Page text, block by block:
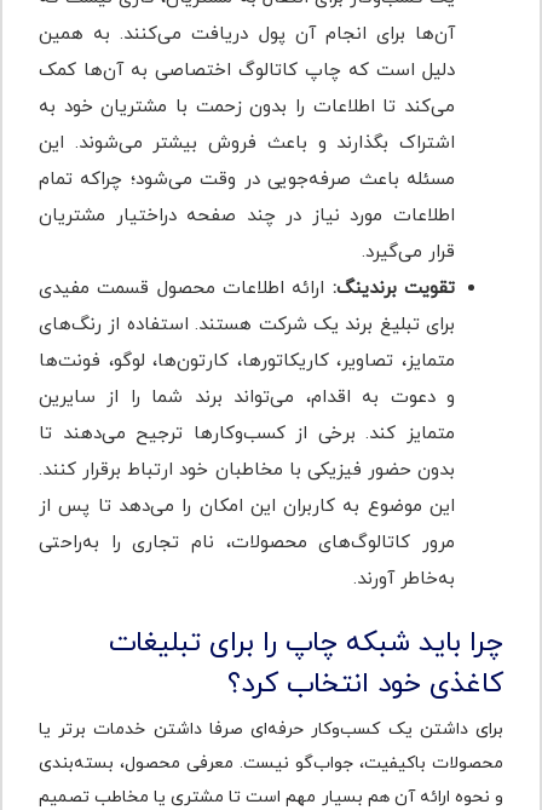
آن‌ها برای انجام آن پول دریافت می‌کنند. به همین
دلیل است که چاپ کاتالوگ اختصاصی به آن‌ها کمک
می‌کند تا اطلاعات را بدون زحمت با مشتریان خود به
اشتراک بگذارند و باعث فروش بیشتر می‌شوند. این
مسئله باعث صرفه‌جویی در وقت می‌شود؛ چراکه تمام
اطلاعات مورد نیاز در چند صفحه دراختیار مشتریان
قرار می‌گیرد.
تقویت برندینگ: ارائه اطلاعات محصول قسمت مفیدی
برای تبلیغ برند یک شرکت هستند. استفاده از رنگ‌های
متمایز، تصاویر، کاریکاتورها، کارتون‌ها، لوگو، فونت‌ها
و دعوت به اقدام، می‌تواند برند شما را از سایرین
متمایز کند. برخی از کسب‌وکارها ترجیح می‌دهند تا
بدون حضور فیزیکی با مخاطبان خود ارتباط برقرار کنند.
این موضوع به کاربران این امکان را می‌دهد تا پس از
مرور کاتالوگ‌های محصولات، نام تجاری را به‌راحتی
به‌خاطر آورند.
چرا باید شبکه چاپ را برای تبلیغات
کاغذی خود انتخاب کرد؟
برای داشتن یک کسب‌وکار حرفه‌ای صرفا داشتن خدمات برتر یا
محصولات باکیفیت، جواب‌گو نیست. معرفی محصول، بسته‌بندی
و نحوه ارائه آن هم بسیار مهم است تا مشتری یا مخاطب تصمیم